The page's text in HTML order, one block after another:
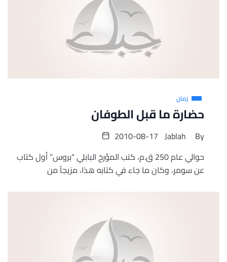
زمان
حضارة ما قبل الطوفان
By
Jablah
2010-08-17
حوالي عام 250 ق.م، كتب المؤرخ البابلي “بروس” أول كتاب
عن سومر، وكان ما جاء في كتابه هذا، مزيجاً من